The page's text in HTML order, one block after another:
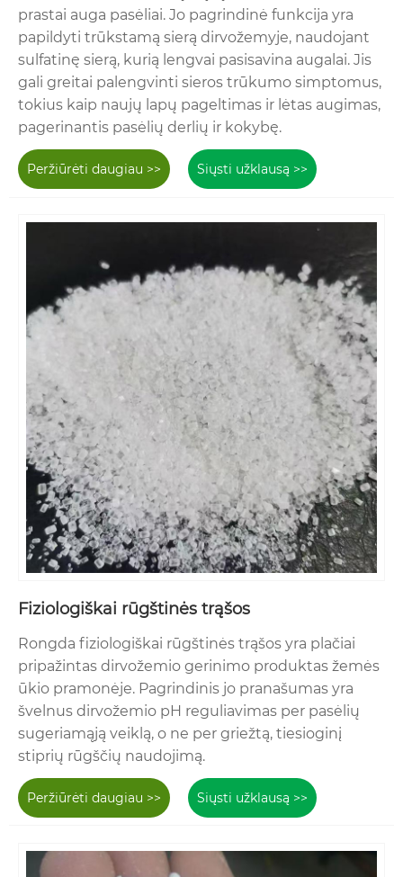
prastai auga pasėliai. Jo pagrindinė funkcija yra
papildyti trūkstamą sierą dirvožemyje, naudojant
sulfatinę sierą, kurią lengvai pasisavina augalai. Jis
gali greitai palengvinti sieros trūkumo simptomus,
tokius kaip naujų lapų pageltimas ir lėtas augimas,
pagerinantis pasėlių derlių ir kokybę.
Peržiūrėti daugiau >> Siųsti užklausą >>
Fiziologiškai rūgštinės trąšos
Rongda fiziologiškai rūgštinės trąšos yra plačiai
pripažintas dirvožemio gerinimo produktas žemės
ūkio pramonėje. Pagrindinis jo pranašumas yra
švelnus dirvožemio pH reguliavimas per pasėlių
sugeriamąją veiklą, o ne per griežtą, tiesioginį
stiprių rūgščių naudojimą.
Peržiūrėti daugiau >> Siųsti užklausą >>